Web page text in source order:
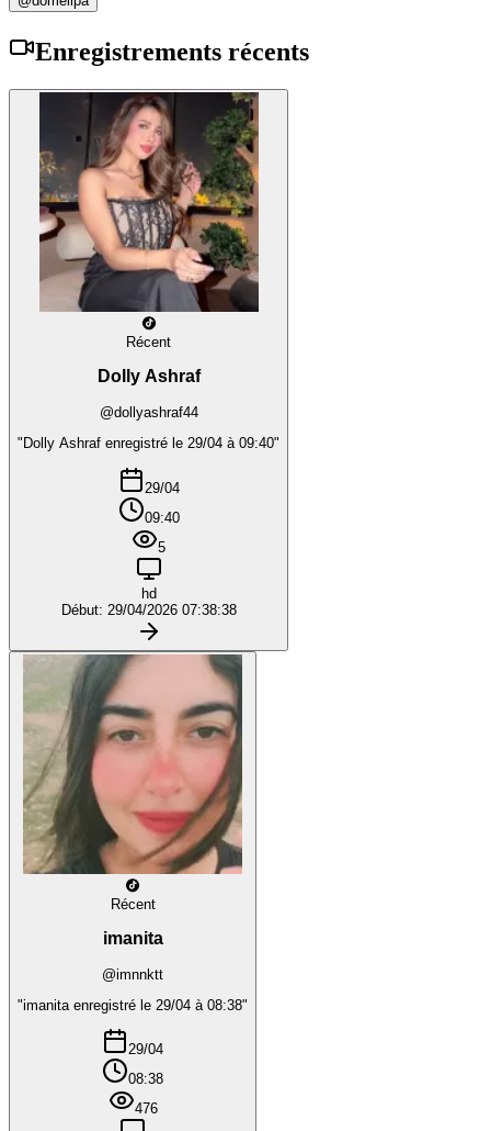
Enregistrements récents
Récent
Dolly Ashraf
@dollyashraf44
"Dolly Ashraf enregistré le 29/04 à 09:40"
29/04
09:40
5
hd
Début: 29/04/2026 07:38:38
Récent
imanita
@imnnktt
"imanita enregistré le 29/04 à 08:38"
29/04
08:38
476